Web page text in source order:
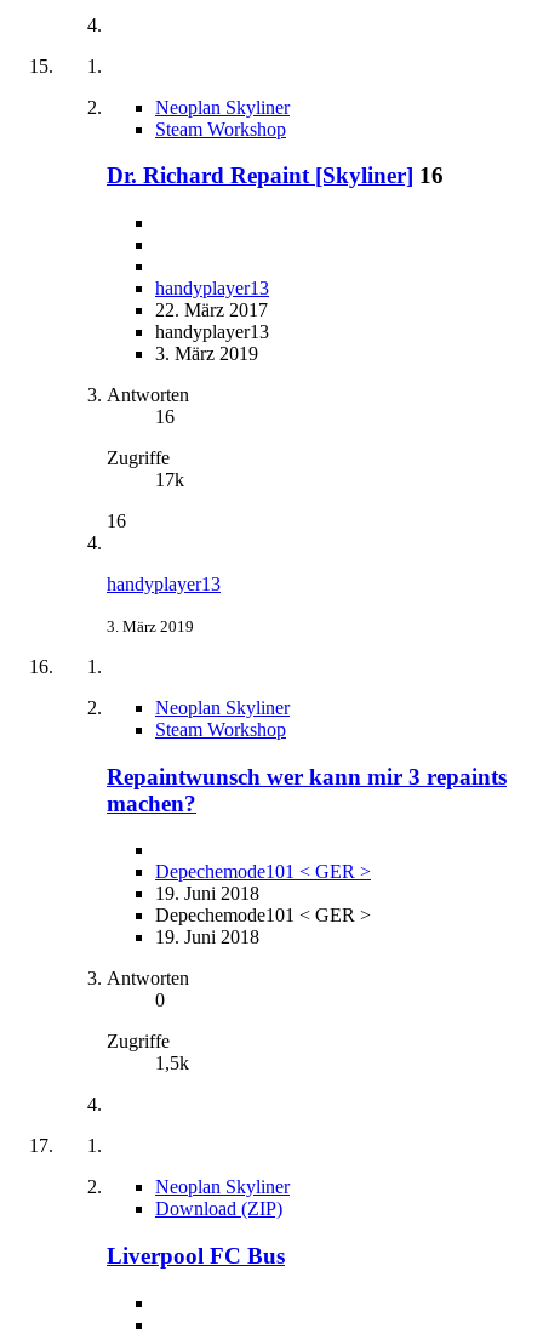
Neoplan Skyliner
Steam Workshop
Dr. Richard Repaint [Skyliner] 16
handyplayer13
22. März 2017
handyplayer13
3. März 2019
Antworten
16
Zugriffe
17k
16
handyplayer13
3. März 2019
Neoplan Skyliner
Steam Workshop
Repaintwunsch wer kann mir 3 repaints
machen?
Depechemode101 < GER >
19. Juni 2018
Depechemode101 < GER >
19. Juni 2018
Antworten
0
Zugriffe
1,5k
Neoplan Skyliner
Download (ZIP)
Liverpool FC Bus